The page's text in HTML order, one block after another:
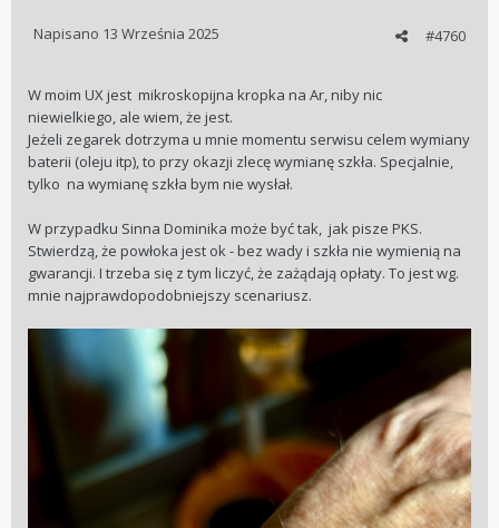
#4760
Napisano 13 Września 2025
W moim UX jest mikroskopijna kropka na Ar, niby nic
niewielkiego, ale wiem, że jest.
Jeżeli zegarek dotrzyma u mnie momentu serwisu celem wymiany
baterii (oleju itp), to przy okazji zlecę wymianę szkła. Specjalnie,
tylko na wymianę szkła bym nie wysłał.
W przypadku Sinna Dominika może być tak, jak pisze PKS.
Stwierdzą, że powłoka jest ok - bez wady i szkła nie wymienią na
gwarancji. I trzeba się z tym liczyć, że zażądają opłaty. To jest wg.
mnie najprawdopodobniejszy scenariusz.